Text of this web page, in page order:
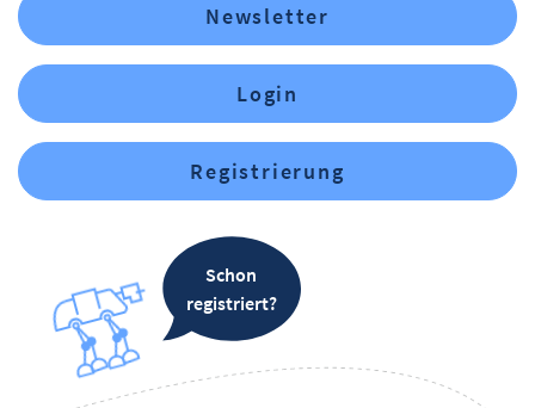
Newsletter
Login
Registrierung
Schon
registriert?